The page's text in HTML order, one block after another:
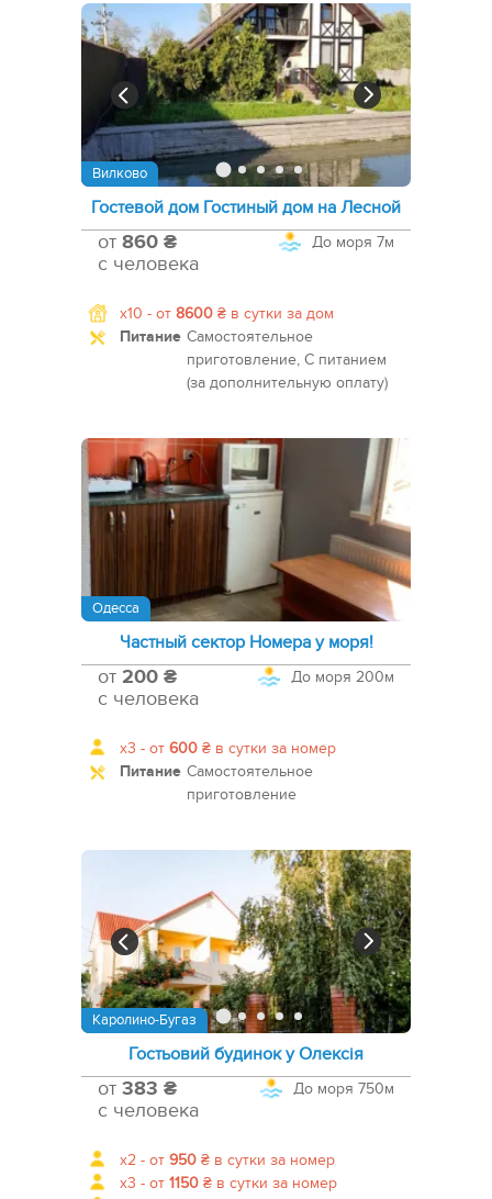
Вилково
Гостевой дом Гостиный дом на Лесной
До моря 7м
от 860 ₴
с человека
x10 - от 8600 ₴ в сутки за дом
Питание Самостоятельное
приготовление, С питанием
(за дополнительную оплату)
Одесса
Частный сектор Номера у моря!
До моря 200м
от 200 ₴
с человека
x3 - от 600 ₴ в сутки за номер
Питание Самостоятельное
приготовление
Каролино-Бугаз
Гостьовий будинок у Олексія
До моря 750м
от 383 ₴
с человека
x2 - от 950 ₴ в сутки за номер
x3 - от 1150 ₴ в сутки за номер